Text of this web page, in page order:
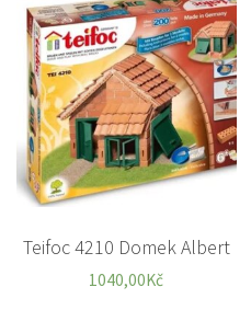
Teifoc 4210 Domek Albert
1040,00Kč